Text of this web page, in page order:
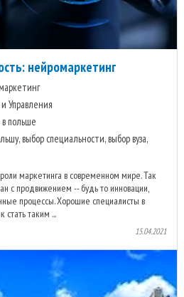
нейромаркетинг
Управления
польше
выбор специальности, выбор вуза,
маркетинга в современном мире. Так
с продвижением -- будь то инновации,
процессы. Хорошие специалисты в
стать таким ...
15.04.2021